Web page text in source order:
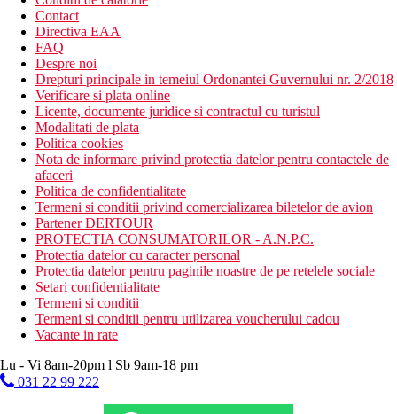
Contact
Directiva EAA
FAQ
Despre noi
Drepturi principale in temeiul Ordonantei Guvernului nr. 2/2018
Verificare si plata online
Licente, documente juridice si contractul cu turistul
Modalitati de plata
Politica cookies
Nota de informare privind protectia datelor pentru contactele de
afaceri
Politica de confidentialitate
Termeni si conditii privind comercializarea biletelor de avion
Partener DERTOUR
PROTECTIA CONSUMATORILOR - A.N.P.C.
Protectia datelor cu caracter personal
Protectia datelor pentru paginile noastre de pe retelele sociale
Setari confidentialitate
Termeni si conditii
Termeni si conditii pentru utilizarea voucherului cadou
Vacante in rate
Lu - Vi 8am-20pm l Sb 9am-18 pm
031 22 99 222